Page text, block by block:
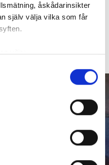
åskådarinsikter
själv välja vilka som får
vilja:
på upp till flera meter
uppgifter
ditt samtycke när som
om en spricka i
vattenskada. Nu